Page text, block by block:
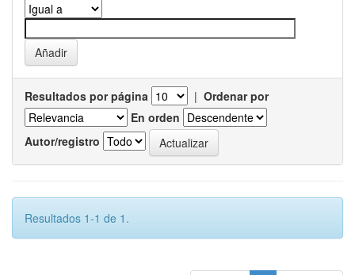
Resultados por página | Ordenar por
En orden
Autor/registro
Resultados 1-1 de 1.